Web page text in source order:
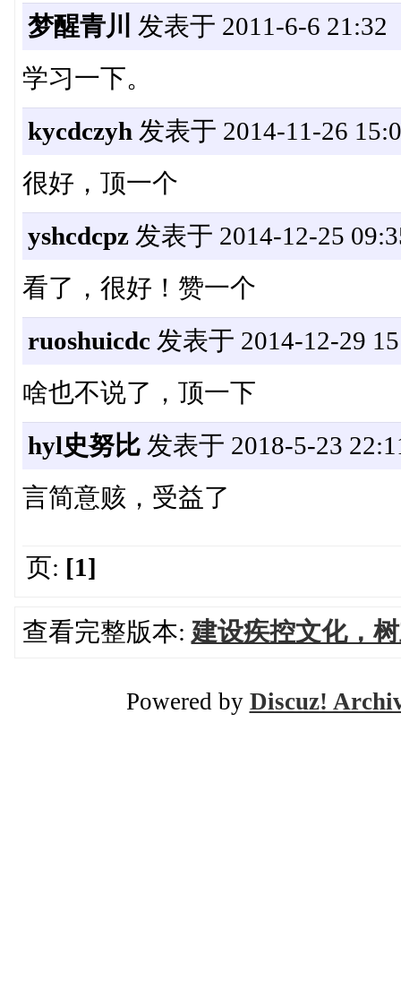
梦醒青川 发表于 2011-6-6 21:32
学习一下。
kycdczyh 发表于 2014-11-26
很好，顶一个
yshcdcpz发表于 2014-12-25
看了，很好！赞一个
ruoshuicdc发表于 2014-12-29
啥也不说了，顶一下
hyl史努比发表于 2018-5-23
言简意赅，受益了
页: [1]
查看完整版本: 建设疾控文化，
Powered by Discuz!